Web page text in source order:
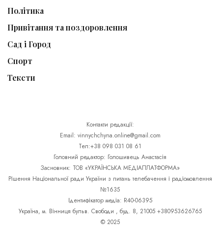
Політика
Привітання та поздоровлення
Сад і Город
Спорт
Тексти
Контакти редакції:
Email: vinnychchyna.online@gmail.com
Тел:+38 098 031 08 61
Головний редактор: Голошивець Анастасія
Засновник: ТОВ «УКРАЇНСЬКА МЕДІАПЛАТФОРМА»
Рішення Національної ради України з питань телебачення і радіомовлення
№1635
Ідентифікатор медіа: R40-06395
Україна, м. Вінниця бульв. Свободи , буд. 8, 21005 +380953626765
© 2025